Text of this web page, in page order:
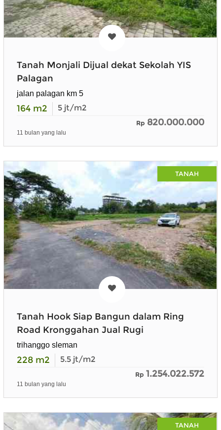
Tanah Monjali Dijual dekat Sekolah YIS
Palagan
jalan palagan km 5
164 m2 5 jt/m2
Rp 820.000.000
11 bulan yang lalu
TANAH
Tanah Hook Siap Bangun dalam Ring
Road Kronggahan Jual Rugi
trihanggo sleman
228 m2 5.5 jt/m2
Rp 1.254.022.572
11 bulan yang lalu
TANAH